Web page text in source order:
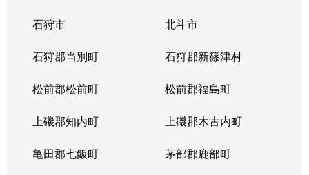
石狩市 北斗市
石狩郡当別町 石狩郡新篠津村
松前郡松前町 松前郡福島町
上磯郡知内町 上磯郡木古内町
亀田郡七飯町 茅部郡鹿部町